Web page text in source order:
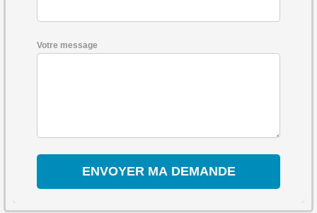
Votre message